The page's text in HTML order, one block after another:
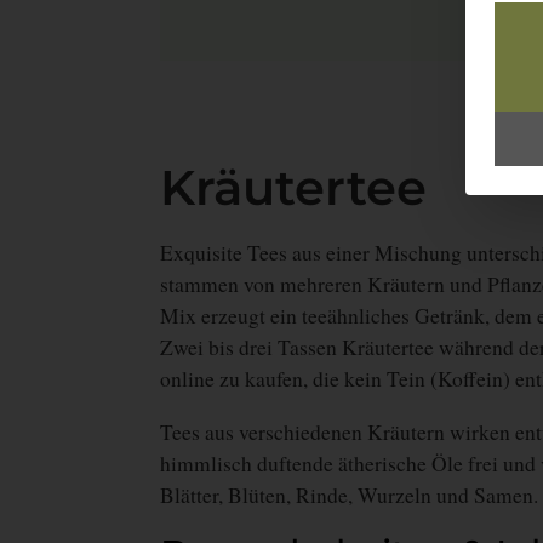
Kräutertee
Exquisite Tees aus einer Mischung
stammen von mehreren Kräutern und
Mix erzeugt ein teeähnliches Getränk,
Zwei bis drei Tassen Kräutertee während
online zu kaufen, die kein Tein (Koffein)
Tees aus verschiedenen Kräutern wirken
himmlisch duftende ätherische Öle frei
Blätter, Blüten, Rinde, Wurzeln und Samen.